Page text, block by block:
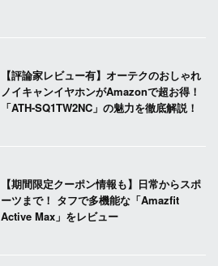
【評論家レビュー有】オーテクのおしゃれ
ノイキャンイヤホンがAmazonで超お得！
「ATH-SQ1TW2NC」の魅力を徹底解説！
【期間限定クーポン情報も】日常からスポ
ーツまで！ タフで多機能な「Amazfit
Active Max」をレビュー